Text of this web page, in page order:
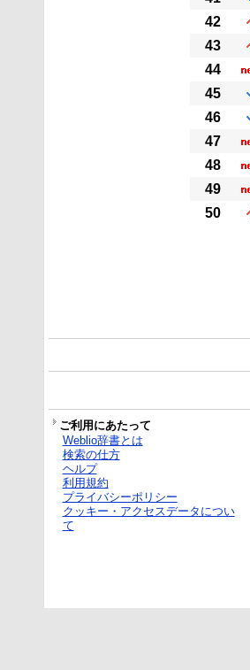
42
43
44
45
46
47
48
49
50
ご利用にあたって
Weblio辞書とは
検索の仕方
ヘルプ
利用規約
プライバシーポリシー
クッキー・アクセスデータについ
て